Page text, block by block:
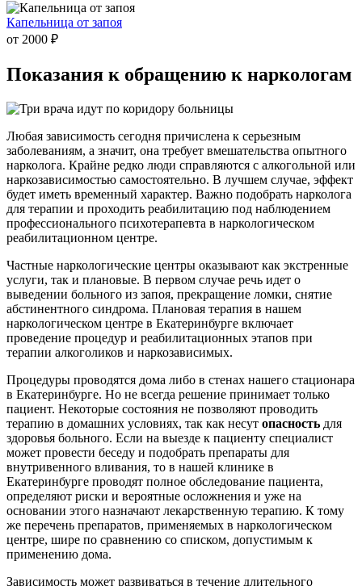
Капельница от запоя
от 2000 ₽
Показания к обращению к наркологам
Любая зависимость сегодня причислена к серьезным
заболеваниям, а значит, она требует вмешательства опытного
нарколога. Крайне редко люди справляются с алкогольной или
наркозависимостью самостоятельно. В лучшем случае, эффект
будет иметь временный характер. Важно подобрать нарколога
для терапии и проходить реабилитацию под наблюдением
профессионального психотерапевта в наркологическом
реабилитационном центре.
Частные наркологические центры оказывают как экстренные
услуги, так и плановые. В первом случае речь идет о
выведении больного из запоя, прекращение ломки, снятие
абстинентного синдрома. Плановая терапия в нашем
наркологическом центре в Екатеринбурге включает
проведение процедур и реабилитационных этапов при
терапии алкоголиков и наркозависимых.
Процедуры проводятся дома либо в стенах нашего стационара
в Екатеринбурге. Но не всегда решение принимает только
пациент. Некоторые состояния не позволяют проводить
терапию в домашних условиях, так как несут опасность для
здоровья больного. Если на выезде к пациенту специалист
может провести беседу и подобрать препараты для
внутривенного вливания, то в нашей клинике в
Екатеринбурге проводят полное обследование пациента,
определяют риски и вероятные осложнения и уже на
основании этого назначают лекарственную терапию. К тому
же перечень препаратов, применяемых в наркологическом
центре, шире по сравнению со списком, допустимым к
применению дома.
Зависимость может развиваться в течение длительного